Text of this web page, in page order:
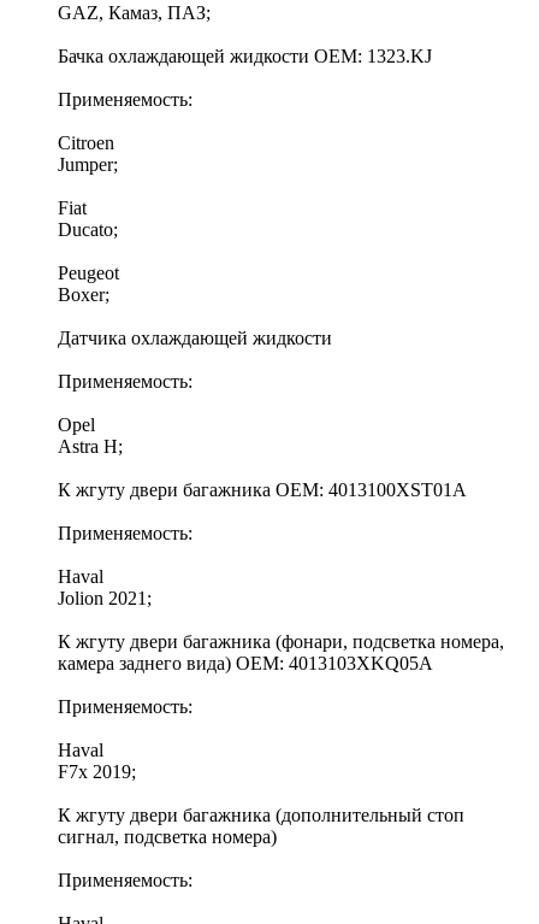
GAZ, Камаз, ПАЗ;
Бачка охлаждающей жидкости OEM: 1323.KJ
Применяемость:
Citroen
Jumper;
Fiat
Ducato;
Peugeot
Boxer;
Датчика охлаждающей жидкости
Применяемость:
Opel
Astra H;
К жгуту двери багажника OEM: 4013100XST01A
Применяемость:
Haval
Jolion 2021;
К жгуту двери багажника (фонари, подсветка номера,
камера заднего вида) OEM: 4013103XKQ05A
Применяемость:
Haval
F7x 2019;
К жгуту двери багажника (дополнительный стоп
сигнал, подсветка номера)
Применяемость: